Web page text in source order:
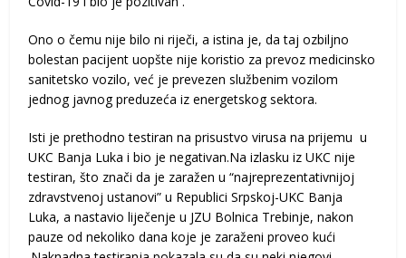
Ono o čemu nije bilo ni riječi, a istina je, da taj ozbiljno
bolestan pacijent uopšte nije koristio za prevoz medicinsko
sanitetsko vozilo, već je prevezen službenim vozilom
jednog javnog preduzeća iz energetskog sektora.
Isti je prethodno testiran na prisustvo virusa na prijemu u
UKC Banja Luka i bio je negativan.Na izlasku iz UKC nije
testiran, što znači da je zaražen u “najreprezentativnijoj
zdravstvenoj ustanovi” u Republici Srpskoj-UKC Banja
Luka, a nastavio liječenje u JZU Bolnica Trebinje, nakon
pauze od nekoliko dana koje je zaraženi proveo kući